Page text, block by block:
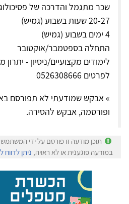
שכר מתגמל והדרכה של
20-27 שעות בשבוע (גמיש)
4 ימים בשבוע (גמיש)
התחלה בספטמבר/אוקטובר
לימודים מקצועיים/ניסיון - יתרון
לפרטים 0526308666
» אבקש שמודעתי לא תפורסם
ופורסמה, אבקש להסירה.
תוכן מודעה זו פורסם על ידי
במודעה פוגענית או לא ראויה, ניתן לדווח